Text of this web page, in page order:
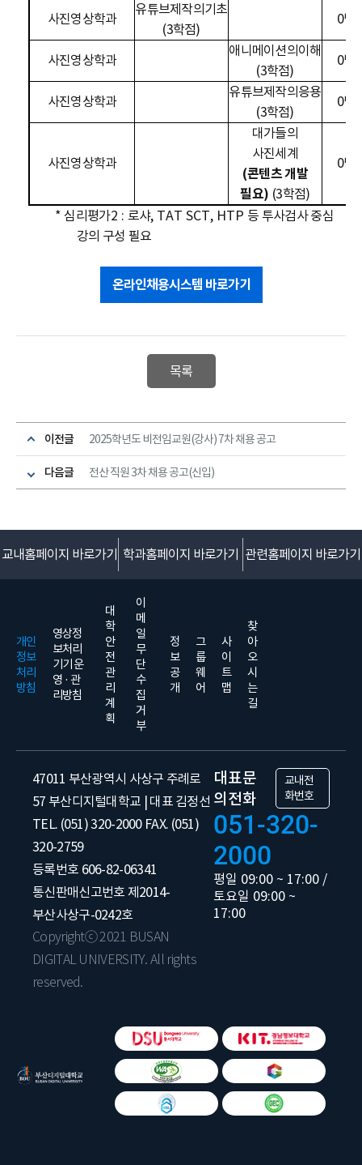
사진영상학과
유튜브제작의기초
(3학점)
0명
사진영상학과
애니메이션의이해
(3학점)
0명
사진영상학과
유튜브제작의응용
(3학점)
0명
사진영상학과
대가들의
사진세계
(콘텐츠 개발
필요) (3학점)
0명
*심리평가2 : 로샤, TAT SCT, HTP 등 투사검사 중심
강의 구성 필요
온라인채용시스템 바로가기
목록
이전글 2025학년도 비전임교원(강사) 7차 채용 공고
다음글 전산 직원 3차 채용 공고(신입)
교내홈페이지 바로가기 학과홈페이지 바로가기 관련홈페이지 바로가기
개인
정보
처리
방침
영상정
보처리
기기 운
영 · 관
리방침
대
학
안
전
관
리
계
획
이
메
일
무
단
수
집
거
부
정
보
공
개
그
룹
웨
어
사
이
트
맵
찾
아
오
시
는
길
47011 부산광역시 사상구 주례로
57 부산디지털대학교 | 대표 김정선
TEL. (051) 320-2000 FAX. (051)
320-2759
등록번호 606-82-06341
통신판매신고번호 제2014-
부산사상구-0242호
Copyrightⓒ 2021 BUSAN
DIGITAL UNIVERSITY. All rights
reserved.
대표문
의전화
교내전
화번호
051-320-
2000
평일 09:00 ~ 17:00 /
토요일 09:00 ~
17:00